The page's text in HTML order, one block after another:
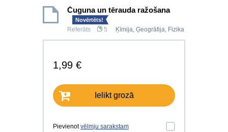
Čuguna un tērauda ražošana
Novērtēts!
Referāts 5 Ķīmija, Ģeogrāfija, Fizika
1,99 €
Ielikt grozā
Pievienotvēlmju sarakstam